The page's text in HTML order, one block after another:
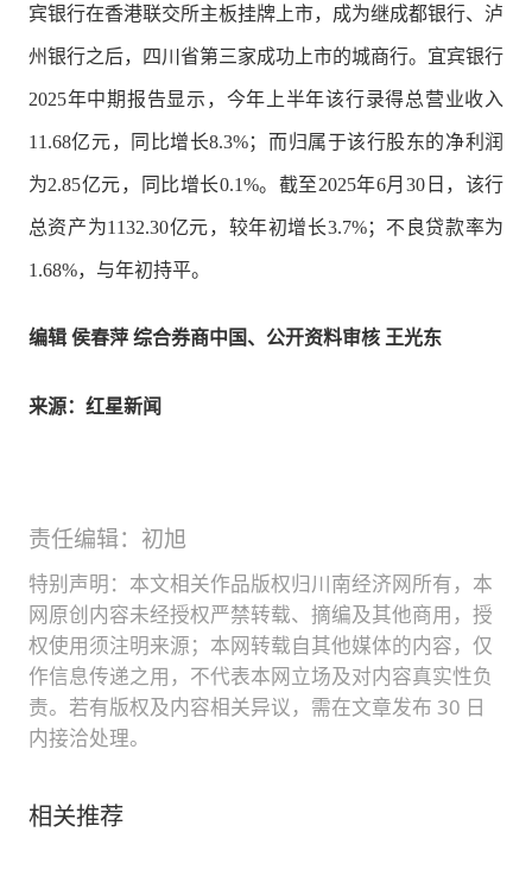
宾银行在香港联交所主板挂牌上市，成为继成都银行、泸
州银行之后，四川省第三家成功上市的城商行。宜宾银行
2025年中期报告显示，今年上半年该行录得总营业收入
11.68亿元，同比增长8.3%；而归属于该行股东的净利润
为2.85亿元，同比增长0.1%。截至2025年6月30日，该行
总资产为1132.30亿元，较年初增长3.7%；不良贷款率为
1.68%，与年初持平。
编辑 侯春萍 综合券商中国、公开资料审核 王光东
来源：红星新闻
责任编辑：初旭
特别声明：本文相关作品版权归川南经济网所有，本
网原创内容未经授权严禁转载、摘编及其他商用，授
权使用须注明来源；本网转载自其他媒体的内容，仅
作信息传递之用，不代表本网立场及对内容真实性负
责。若有版权及内容相关异议，需在文章发布 30 日
内接洽处理。
相关推荐